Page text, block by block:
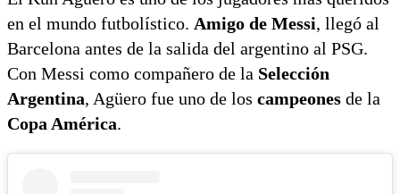
en el mundo futbolístico. Amigo de Messi, llegó al
Barcelona antes de la salida del argentino al PSG.
Con Messi como compañero de la Selección
Argentina, Agüero fue uno de los campeones de la
Copa América.